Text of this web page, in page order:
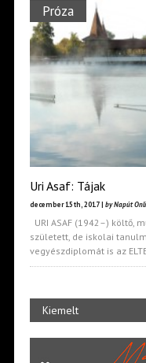
Próza
Uri Asaf: Tájak
december 15th, 2017 | by Napút
URI ASAF (1942–) költő,
született, de iskolai
vegyészdiplomát is az
Kiemelt